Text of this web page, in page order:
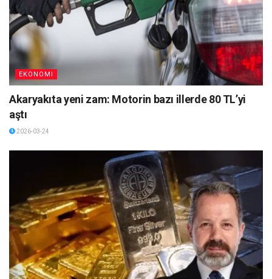
EKONOMI
Akaryakıta yeni zam: Motorin bazı illerde 80 TL’yi
aştı
2026-03-24